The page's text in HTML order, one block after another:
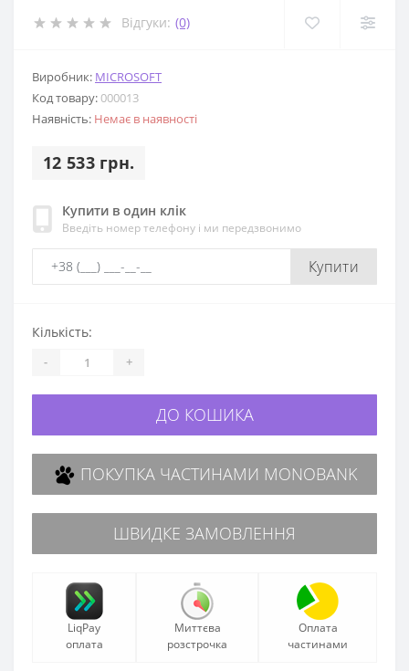
Відгуки: (0)
Виробник: MICROSOFT
Код товару:000013
Наявність: Немає в наявності
12 533 грн.
Купити в один клік
Введіть номер телефону і ми передзвонимо
Купити
Кількість:
- +
ДО КОШИКА
ПОКУПКА ЧАСТИНАМИ MONOBANK
ШВИДКЕ ЗАМОВЛЕННЯ
LiqPay
оплата
Миттєва
розстрочка
Оплата
частинами